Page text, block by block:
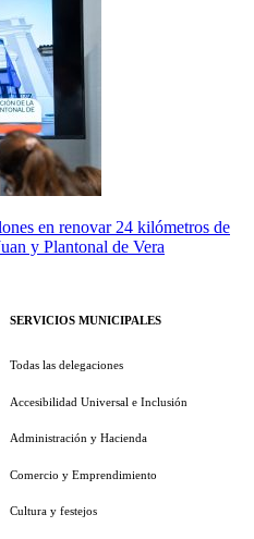
en renovar 24 kilómetros de
y Plantonal de Vera
SERVICIOS MUNICIPALES
Todas las delegaciones
Accesibilidad Universal e Inclusión
Administración y Hacienda
Comercio y Emprendimiento
Cultura y festejos